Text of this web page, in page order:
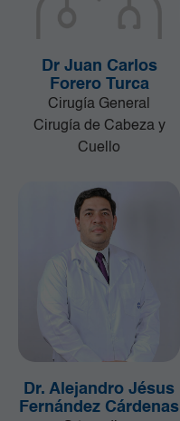
Dr Juan Carlos
Forero Turca
Cirugía General
Cirugía de Cabeza y
Cuello
Dr. Alejandro Jésus
Fernández Cárdenas